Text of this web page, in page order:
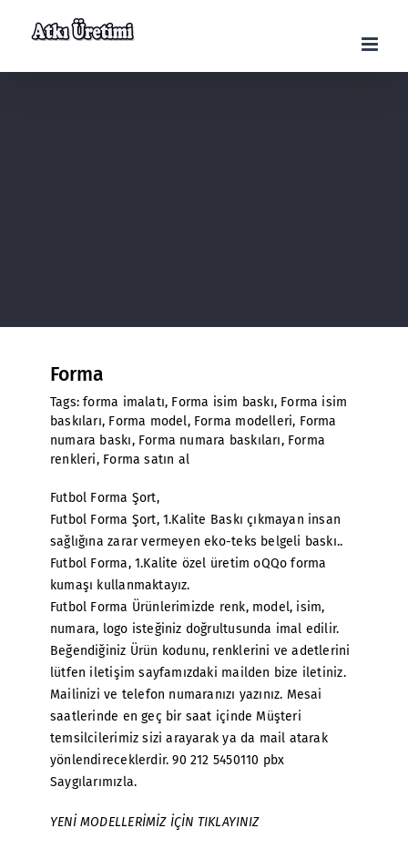
Forma
Tags:forma imalatı, Forma isim baskı, Forma isim
baskıları, Forma model, Forma modelleri, Forma
numara baskı, Forma numara baskıları, Forma
renkleri, Forma satın al
Futbol Forma Şort,
Futbol Forma Şort, 1.Kalite Baskı çıkmayan insan
sağlığına zarar vermeyen eko-teks belgeli baskı..
Futbol Forma, 1.Kalite özel üretim oQQo forma
kumaşı kullanmaktayız.
Futbol Forma Ürünlerimizde renk, model, isim,
numara, logo isteğiniz doğrultusunda imal edilir.
Beğendiğiniz Ürün kodunu, renklerini ve adetlerini
lütfen iletişim sayfamızdaki mailden bize iletiniz.
Mailinizi ve telefon numaranızı yazınız. Mesai
saatlerinde en geç bir saat içinde Müşteri
temsilcilerimiz sizi arayarak ya da mail atarak
yönlendireceklerdir. 90 212 5450110 pbx
Saygılarımızla.
YENİ MODELLERİMİZ İÇİN TIKLAYINIZ